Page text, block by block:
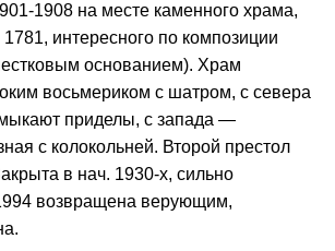
1908 на месте каменного храма,
1781, интересного по композиции
основанием). Храм
восьмериком с шатром, с севера
приделы, с запада —
с колокольней. Второй престол
в нач. 1930-х, сильно
возвращена верующим,